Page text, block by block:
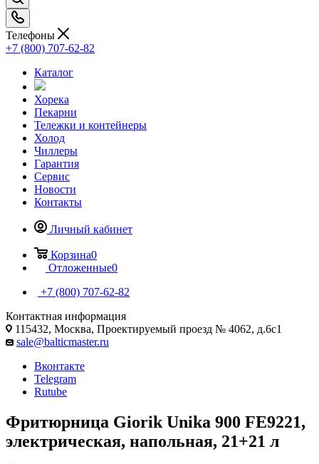
Телефоны
+7 (800) 707-62-82
Каталог
Хорека
Пекарни
Тележки и контейнеры
Холод
Чиллеры
Гарантия
Сервис
Новости
Контакты
Личный кабинет
Корзина0
Отложенные0
+7 (800) 707-62-82
Контактная информация
115432, Москва, Проектируемый проезд № 4062, д.6с1
sale@balticmaster.ru
Вконтакте
Telegram
Rutube
Фритюрница Giorik Unika 900 FE9221,
электрическая, напольная, 21+21 л